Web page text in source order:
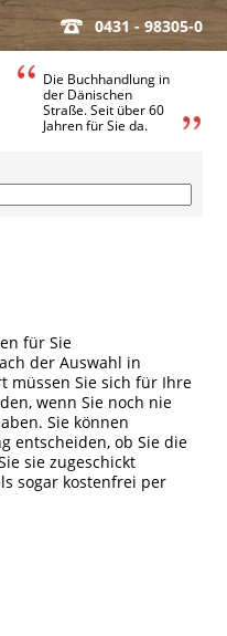
0431 - 98305-0
Die Buchhandlung in
der Dänischen
Straße. Seit über 60
Jahren für Sie da.
für Sie
der Auswahl in
müssen Sie sich für Ihre
wenn Sie noch nie
Sie können
entscheiden, ob Sie die
sie zugeschickt
sogar kostenfrei per